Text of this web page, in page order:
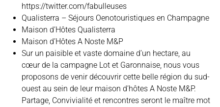
https://twitter.com/fabulleuses
Qualisterra – Séjours Oenotouristiques en Champagne
Maison d’Hôtes Qualisterra
Maison d’Hôtes A Noste M&P
Sur un paisible et vaste domaine d’un hectare, au
cœur de la campagne Lot et Garonnaise, nous vous
proposons de venir découvrir cette belle région du sud-
ouest au sein de leur maison d’hôtes A Noste M&P.
Partage, Convivialité et rencontres seront le maître mot